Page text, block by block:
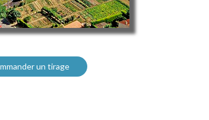
un tirage